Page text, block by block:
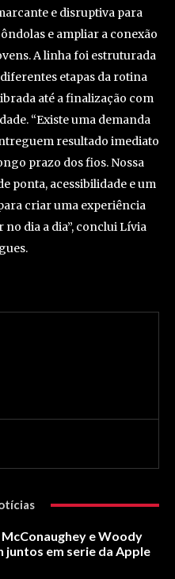
e disruptiva para
e ampliar a conexão
A linha foi estruturada
etapas da rotina
até a finalização com
“Existe uma demanda
resultado imediato
prazo dos fios. Nossa
ponta, acessibilidade e um
criar uma experiência
dia a dia”, conclui Lívia
e Woody
juntos em serie da Apple